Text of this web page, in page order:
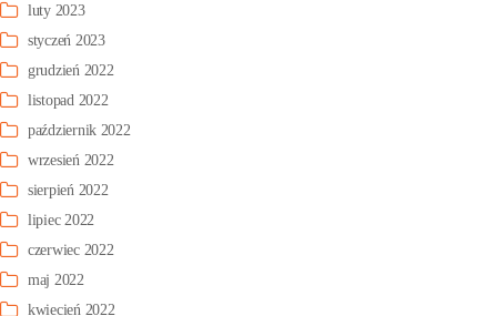
luty 2023
styczeń 2023
grudzień 2022
listopad 2022
październik 2022
wrzesień 2022
sierpień 2022
lipiec 2022
czerwiec 2022
maj 2022
kwiecień 2022